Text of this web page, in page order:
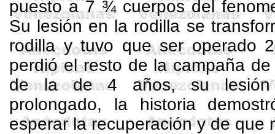
puesto a 7 ¾ cuerpos del
Su lesión en la rodilla se
rodilla y tuvo que ser operado
perdió el resto de la campaña
de la de 4 años, su lesión
prolongado, la historia
esperar la recuperación y de que